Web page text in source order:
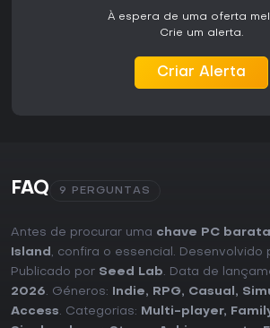
À espera de uma oferta
Crie um alerta.
Criar Alerta
FAQ 9 PERGUNTAS
Antes de procurar uma chave PC
Island , confira o essencial. Desenvolvido
Publicado por Seed Lab. Data de
2026. Géneros: Indie, RPG, Casual ,
Access. Categorias: Multi-player,